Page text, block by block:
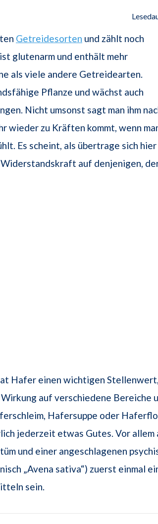
Getreidesorten und zählt noch
glutenarm und enthält mehr
als viele andere Getreidearten.
Pflanze und wächst auch
Nicht umsonst sagt man ihm
wieder zu Kräften kommt, wenn
Es scheint, als übertrage sich hier
auf denjenigen,
Hafer einen wichtigen
auf verschiedene Bereiche
Hafersuppe oder
jederzeit etwas Gutes. Vor allem
und einer angeschlagenen
„Avena sativa“) zuerst einmal
sein.